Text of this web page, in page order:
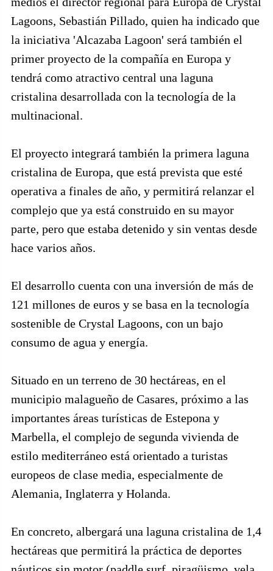
Lagoons, Sebastián Pillado, quien ha indicado que
la iniciativa 'Alcazaba Lagoon' será también el
primer proyecto de la compañía en Europa y
tendrá como atractivo central una laguna
cristalina desarrollada con la tecnología de la
multinacional.
El proyecto integrará también la primera laguna
cristalina de Europa, que está prevista que esté
operativa a finales de año, y permitirá relanzar el
complejo que ya está construido en su mayor
parte, pero que estaba detenido y sin ventas desde
hace varios años.
El desarrollo cuenta con una inversión de más de
121 millones de euros y se basa en la tecnología
sostenible de Crystal Lagoons, con un bajo
consumo de agua y energía.
Situado en un terreno de 30 hectáreas, en el
municipio malagueño de Casares, próximo a las
importantes áreas turísticas de Estepona y
Marbella, el complejo de segunda vivienda de
estilo mediterráneo está orientado a turistas
europeos de clase media, especialmente de
Alemania, Inglaterra y Holanda.
En concreto, albergará una laguna cristalina de 1,4
hectáreas que permitirá la práctica de deportes